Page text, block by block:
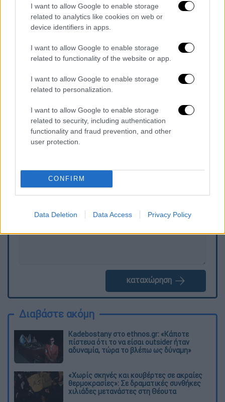
I want to allow Google to enable storage
related to analytics like cookies on web or
device identifiers in apps.
I want to allow Google to enable storage
related to functionality of the website or app.
I want to allow Google to enable storage
related to personalization.
I want to allow Google to enable storage
related to security, including authentication
functionality and fraud prevention, and other
user protection.
CONFIRM
Data Deletion Data Access Privacy Policy
να μπερδέψει τα πράγματα. Θα εκτεθεί και
πάλι ανεπανόρθωτα».
«Η συμπεριφορά του κ. Γεωργιάδη είναι
σύμφυτη με τηναλαζονεία, τηνθρασύτητα
του Κυριάκου Μητσοτάκη. Όλα αυτά δηλαδή
που αποστρέφονται οι πολίτες και τους
γυρνούν την πλάτη ζητώντας πολιτική
αλλαγή» καταλήγει το ΠΑΣΟΚ.
ΕΘΝΟΣ θα παρεμβαίνει και τα προσβλητικά σχόλια θα
διαγράφονται
καταχώρηση
Διαβάστε ακόμη
Kadebostany στο ethnos.gr: «Κάποτε
πίστευα ότι το να είσαι outsider ήταν
αδυναμία, τώρα το βλέπω ως δύναμη»
«Χωρίς σκηνές και κουβέρτες σε ακραίες
θερμοκρασίες»: Σε δραματικές συνθήκες
χιλιάδες μετανάστες στη Θέουτα